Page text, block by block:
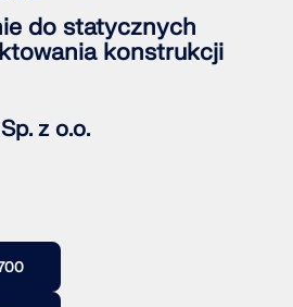
do statycznych
konstrukcji
z o.o.